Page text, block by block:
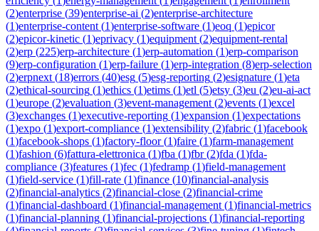
(2)enterprise (39)enterprise-ai (2)enterprise-architecture
(1)enterprise-content (1)enterprise-software (1)eoq (1)epicor
(2)epicor-kinetic (1)eprivacy (1)equipment (2)equipment-rental
(2)erp (225)erp-architecture (1)erp-automation (1)erp-comparison
(9)erp-configuration (1)erp-failure (1)erp-integration (8)erp-selection
(2)erpnext (18)errors (40)esg (5)esg-reporting (2)esignature (1)eta
(2)ethical-sourcing (1)ethics (1)etims (1)etl (5)etsy (3)eu (2)eu-ai-act
(1)europe (2)evaluation (3)event-management (2)events (1)excel
(3)exchanges (1)executive-reporting (1)expansion (1)expectations
(1)expo (1)export-compliance (1)extensibility (2)fabric (1)facebook
(1)facebook-shops (1)factory-floor(1)faire (1)farm-management
(1)fashion (6)fattura-elettronica (1)fba (1)fbr(2)fda (1)fda-
compliance (3)features (1)fec (1)fedramp (1)field-management
(1)field-service (1)fill-rate (1)finance (10)financial-analysis
(2)financial-analytics (2)financial-close (2)financial-crime
(1)financial-dashboard (1)financial-management (1)financial-metrics
(1)financial-planning (1)financial-projections (1)financial-reporting